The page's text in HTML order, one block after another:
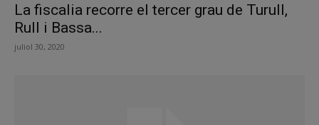
La fiscalia recorre el tercer grau de Turull,
Rull i Bassa...
juliol 30, 2020